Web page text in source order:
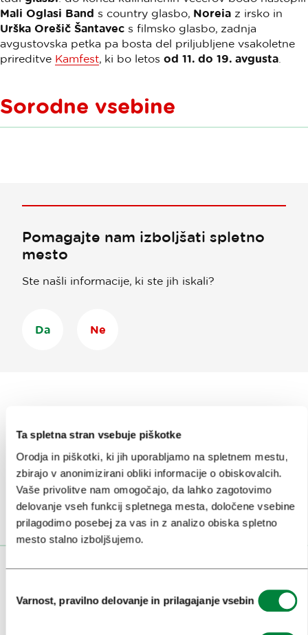
Ta spletna stran vsebuje piškotke
Orodja in piškotki, ki jih uporabljamo na spletnem mestu,
zbirajo v anonimizirani obliki informacije o obiskovalcih.
Vaše privolitve nam omogočajo, da lahko zagotovimo
delovanje vseh funkcij spletnega mesta, določene vsebine
prilagodimo posebej za vas in z analizo obiska spletno
mesto stalno izboljšujemo.
soglasja
Varnost, pravilno delovanje in prilagajanje vsebin
Mali Oglasi Band s country glasbo, Noreia z irsko in
Urška Orešič Šantavec s filmsko glasbo, zadnja
avgustovska petka pa bosta del priljubljene vsakoletne
prireditve Kamfest, ki bo letos od 11. do 19. avgusta
Sorodne vsebine
Pomagajte nam izboljšati spletno
mesto
Ste našli informacije, ki ste jih iskali?
Da Ne
Prijavi se nae-novice
Ali nam sledi na:
OBISKOVALCI
OGLEDI IN IZLETI